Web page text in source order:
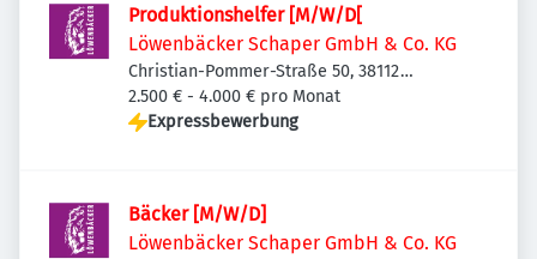
Produktionshelfer [M/W/D[
Löwenbäcker Schaper GmbH & Co. KG
Christian-Pommer-Straße 50, 38112
Braunschweig, Deutschland
2.500 € - 4.000 € pro Monat
Expressbewerbung
Bäcker [M/W/D]
Löwenbäcker Schaper GmbH & Co. KG